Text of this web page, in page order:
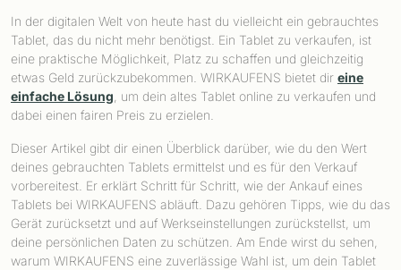
In der digitalen Welt von heute hast du vielleicht ein gebrauchtes
Tablet, das du nicht mehr benötigst. Ein Tablet zu verkaufen, ist
eine praktische Möglichkeit, Platz zu schaffen und gleichzeitig
etwas Geld zurückzubekommen. WIRKAUFENS bietet dir eine
einfache Lösung , um dein altes Tablet online zu verkaufen und
dabei einen fairen Preis zu erzielen.
Dieser Artikel gibt dir einen Überblick darüber, wie du den Wert
deines gebrauchten Tablets ermittelst und es für den Verkauf
vorbereitest. Er erklärt Schritt für Schritt, wie der Ankauf eines
Tablets bei WIRKAUFENS abläuft. Dazu gehören Tipps, wie du das
Gerät zurücksetzt und auf Werkseinstellungen zurückstellst, um
deine persönlichen Daten zu schützen. Am Ende wirst du sehen,
warum WIRKAUFENS eine zuverlässige Wahl ist, um dein Tablet